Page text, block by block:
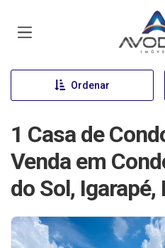
Página
Ordenar
1 Casa de
Venda em
do Sol, Igarapé,